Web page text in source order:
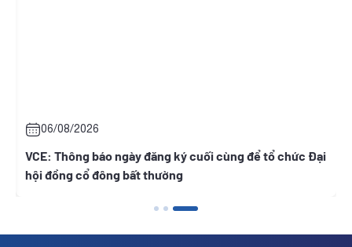
RCC: Nghị
báo ngày đăng ký cuối cùng để tổ chức Đại
đông bất thường